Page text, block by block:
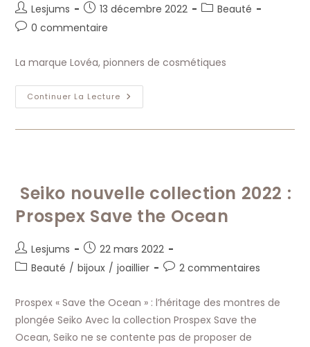
Auteur/autrice
de
Lesjums
Publication
publiée :
13 décembre 2022
PostBeauté
Commentaires
la
publication :
0 commentaire
La marque Lovéa, pionners de cosmétiques
Continuer La Lecture La
Marque
Pionners
Seiko nouvelle collection 2022 :
Prospex Save the Ocean
Auteur/autrice
de
Lesjums
Publication
publiée :
22 mars 2022
PostBeauté / bijoux / joaillier
Commentaires
la
publication :
2 commentaires
Prospex « Save the Ocean » : l’héritage des montres de
plongée Seiko Avec la collection Prospex Save the
Ocean, Seiko ne se contente pas de proposer de